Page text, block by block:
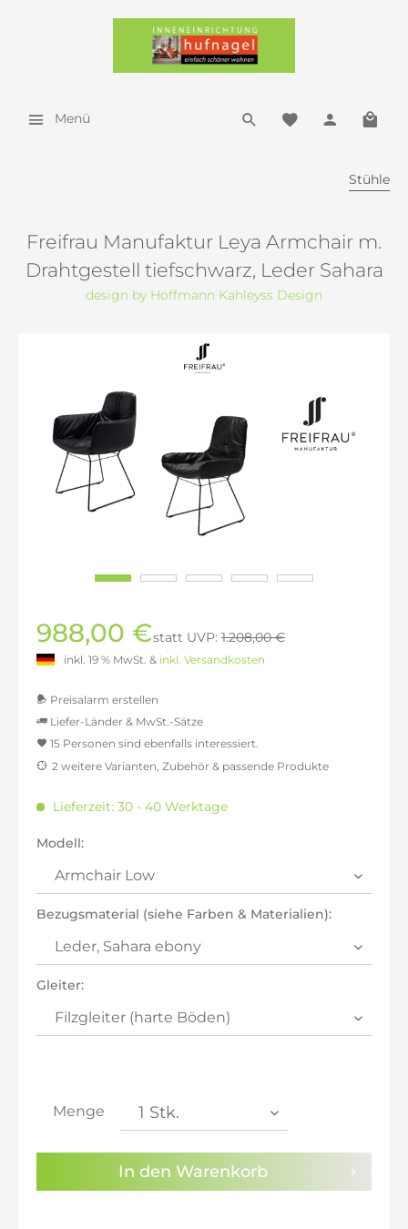
Menü
Stühle
Freifrau Manufaktur Leya Armchair m.
Drahtgestell tiefschwarz, Leder Sahara
design by Hoffmann Kahleyss Design
988,00 €statt UVP: 1.208,00 €
inkl. 19 % MwSt. & inkl. Versandkosten
Preisalarm erstellen
Kenntnis genommen.
Liefer-Länder & MwSt.-Sätze
inkl. 16% MwSt.: 963,09 €
inkl. 21% MwSt.: 1.004,61 €
inkl. 21% MwSt.: 1.004,61 €
inkl. 22% MwSt.: 1.012,91 €
15 Personen sind ebenfalls interessiert.
2 weitere Varianten, Zubehör & passende Produkte
Lieferzeit: 30 - 40 Werktage
Modell:
Bezugsmaterial (siehe Farben & Materialien):
Gleiter:
Menge
In den Warenkorb